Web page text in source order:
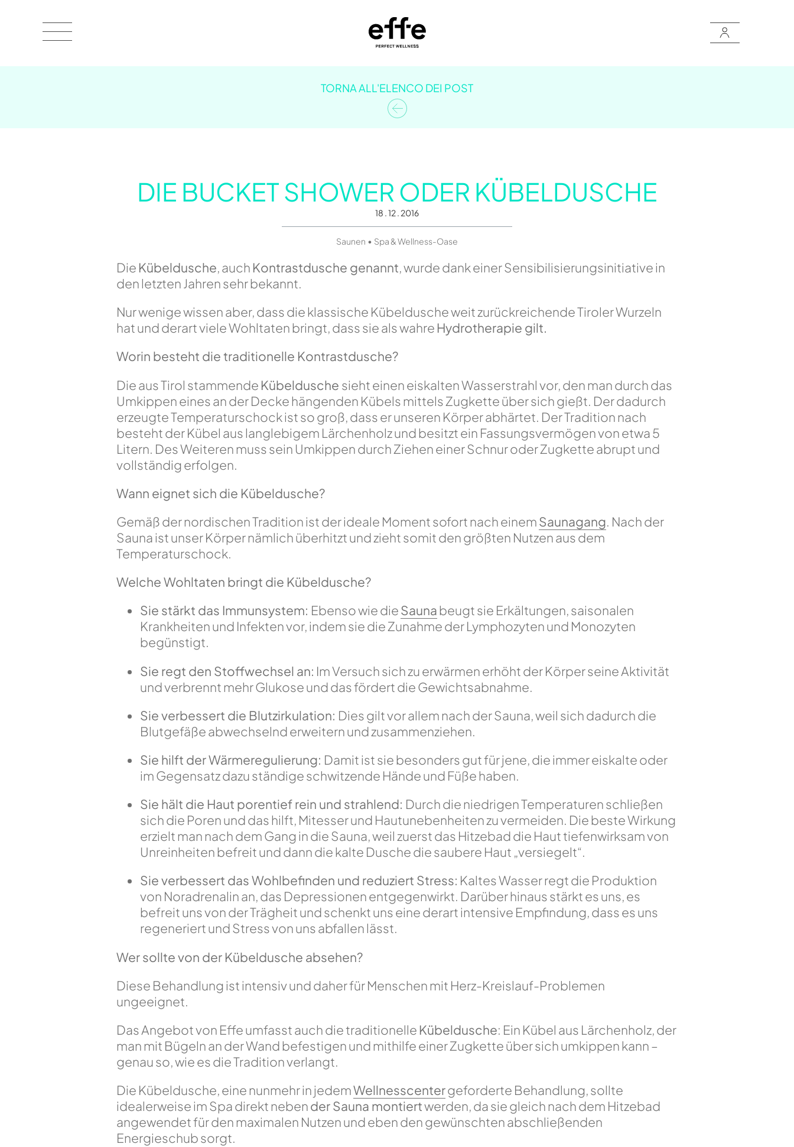
TORNA ALL'ELENCO DEI POST
DIE BUCKET SHOWER ODER KÜBELDUSCHE
18 . 12 . 2016
Saunen • Spa & Wellness-Oase
Die Kübeldusche, auch Kontrastdusche genannt, wurde dank einer Sensibilisierungsinitiative in
den letzten Jahren sehr bekannt.
Nur wenige wissen aber, dass die klassische Kübeldusche weit zurückreichende Tiroler Wurzeln
hat und derart viele Wohltaten bringt, dass sie als wahre Hydrotherapie gilt.
Worin besteht die traditionelle Kontrastdusche?
Die aus Tirol stammende Kübeldusche sieht einen eiskalten Wasserstrahl vor, den man durch das
Umkippen eines an der Decke hängenden Kübels mittels Zugkette über sich gießt. Der dadurch
erzeugte Temperaturschock ist so groß, dass er unseren Körper abhärtet. Der Tradition nach
besteht der Kübel aus langlebigem Lärchenholz und besitzt ein Fassungsvermögen von etwa 5
Litern. Des Weiteren muss sein Umkippen durch Ziehen einer Schnur oder Zugkette abrupt und
vollständig erfolgen.
Wann eignet sich die Kübeldusche?
Gemäß der nordischen Tradition ist der ideale Moment sofort nach einemSaunagang. Nach der
Sauna ist unser Körper nämlich überhitzt und zieht somit den größten Nutzen aus dem
Temperaturschock.
Welche Wohltaten bringt die Kübeldusche?
Sie stärkt das Immunsystem: Ebenso wie dieSaunabeugt sie Erkältungen, saisonalen
Krankheiten und Infekten vor, indem sie die Zunahme der Lymphozyten und Monozyten
begünstigt.
Sie regt den Stoffwechsel an: Im Versuch sich zu erwärmen erhöht der Körper seine Aktivität
und verbrennt mehr Glukose und das fördert die Gewichtsabnahme.
Sie verbessert die Blutzirkulation: Dies gilt vor allem nach der Sauna, weil sich dadurch die
Blutgefäße abwechselnd erweitern und zusammenziehen.
Sie hilft der Wärmeregulierung: Damit ist sie besonders gut für jene, die immer eiskalte oder
im Gegensatz dazu ständige schwitzende Hände und Füße haben.
Sie hält die Haut porentief rein und strahlend: Durch die niedrigen Temperaturen schließen
sich die Poren und das hilft, Mitesser und Hautunebenheiten zu vermeiden. Die beste Wirkung
erzielt man nach dem Gang in die Sauna, weil zuerst das Hitzebad die Haut tiefenwirksam von
Unreinheiten befreit und dann die kalte Dusche die saubere Haut „versiegelt“.
Sie verbessert das Wohlbefinden und reduziert Stress: Kaltes Wasser regt die Produktion
von Noradrenalin an, das Depressionen entgegenwirkt. Darüber hinaus stärkt es uns, es
befreit uns von der Trägheit und schenkt uns eine derart intensive Empfindung, dass es uns
regeneriert und Stress von uns abfallen lässt.
Wer sollte von der Kübeldusche absehen?
Diese Behandlung ist intensiv und daher für Menschen mit Herz-Kreislauf-Problemen
ungeeignet.
Das Angebot von Effe umfasst auch die traditionelle Kübeldusche: Ein Kübel aus Lärchenholz, der
man mit Bügeln an der Wand befestigen und mithilfe einer Zugkette über sich umkippen kann –
genau so, wie es die Tradition verlangt.
Die Kübeldusche, eine nunmehr in jedemWellnesscentergeforderte Behandlung, sollte
idealerweise im Spa direkt nebender Sauna montiertwerden, da sie gleich nach dem Hitzebad
angewendet für den maximalen Nutzen und eben den gewünschten abschließenden
Energieschub sorgt.